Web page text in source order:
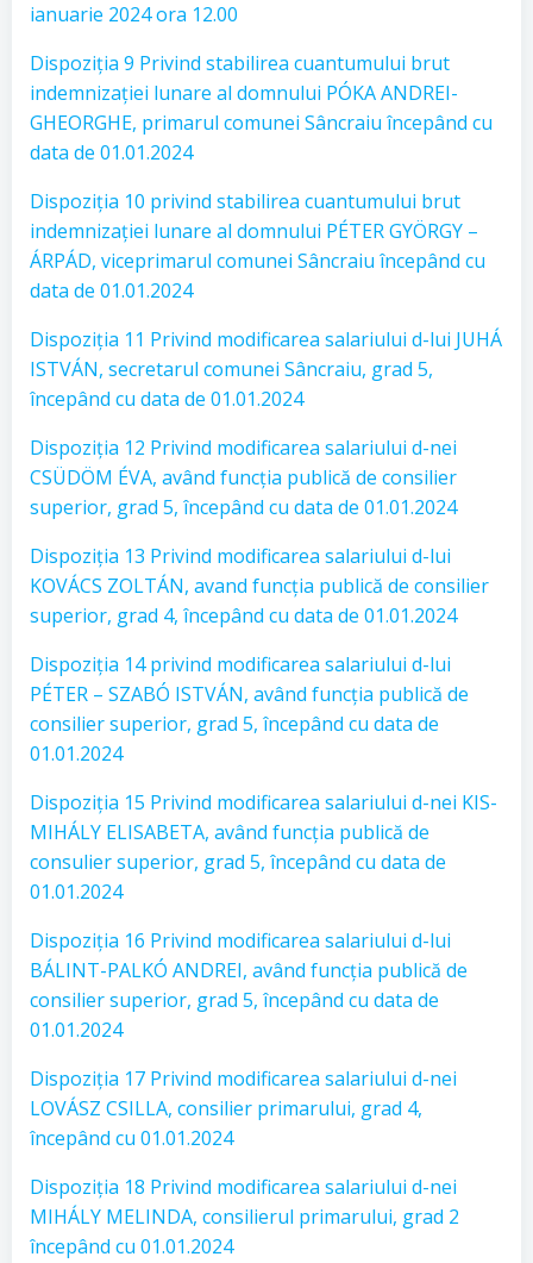
ianuarie 2024 ora 12.00
Dispoziția 9 Privind stabilirea cuantumului brut
indemnizației lunare al domnului PÓKA ANDREI-
GHEORGHE, primarul comunei Sâncraiu începând cu
data de 01.01.2024
Dispoziția 10 privind stabilirea cuantumului brut
indemnizației lunare al domnului PÉTER GYÖRGY –
ÁRPÁD, viceprimarul comunei Sâncraiu începând cu
data de 01.01.2024
Dispoziția 11 Privind modificarea salariului d-lui JUHÁ
ISTVÁN, secretarul comunei Sâncraiu, grad 5,
începând cu data de 01.01.2024
Dispoziția 12 Privind modificarea salariului d-nei
CSÜDÖM ÉVA, având funcția publică de consilier
superior, grad 5, începând cu data de 01.01.2024
Dispoziția 13 Privind modificarea salariului d-lui
KOVÁCS ZOLTÁN, avand funcția publică de consilier
superior, grad 4, începând cu data de 01.01.2024
Dispoziția 14 privind modificarea salariului d-lui
PÉTER – SZABÓ ISTVÁN, având funcția publică de
consilier superior, grad 5, începând cu data de
01.01.2024
Dispoziția 15 Privind modificarea salariului d-nei KIS-
MIHÁLY ELISABETA, având funcția publică de
consulier superior, grad 5, începând cu data de
01.01.2024
Dispoziția 16 Privind modificarea salariului d-lui
BÁLINT-PALKÓ ANDREI, având funcția publică de
consilier superior, grad 5, începând cu data de
01.01.2024
Dispoziția 17 Privind modificarea salariului d-nei
LOVÁSZ CSILLA, consilier primarului, grad 4,
începând cu 01.01.2024
Dispoziția 18 Privind modificarea salariului d-nei
MIHÁLY MELINDA, consilierul primarului, grad 2
începând cu 01.01.2024